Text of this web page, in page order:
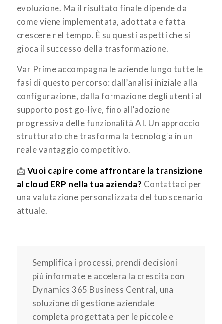
evoluzione. Ma il risultato finale dipende da
come viene implementata, adottata e fatta
crescere nel tempo. È su questi aspetti che si
gioca il successo della trasformazione.
Var Prime accompagna le aziende lungo tutte le
fasi di questo percorso: dall’analisi iniziale alla
configurazione, dalla formazione degli utenti al
supporto post go-live, fino all’adozione
progressiva delle funzionalità AI. Un approccio
strutturato che trasforma la tecnologia in un
reale vantaggio competitivo.
📩 Vuoi capire come affrontare la transizione
al cloud ERP nella tua azienda? Contattaci per
una valutazione personalizzata del tuo scenario
attuale.
Semplifica i processi, prendi decisioni
più informate e accelera la crescita con
Dynamics 365 Business Central, una
soluzione di gestione aziendale
completa progettata per le piccole e